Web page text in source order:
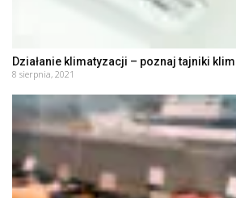
Działanie klimatyzacji – poznaj tajniki
8 sierpnia, 2021